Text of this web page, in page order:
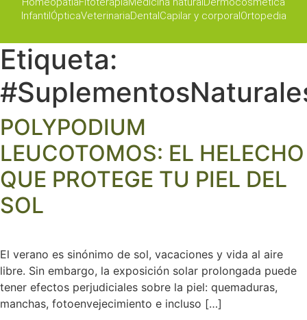
InfantilÓpticaVeterinariaDentalCapilar y corporalOrtopedia
Etiqueta:
POLYPODIUM
LEUCOTOMOS: EL HELECHO
QUE PROTEGE TU PIEL DEL
SOL
El verano es sinónimo de sol, vacaciones y vida al aire
libre. Sin embargo, la exposición solar prolongada puede
tener efectos perjudiciales sobre la piel: quemaduras,
manchas, fotoenvejecimiento e incluso […]